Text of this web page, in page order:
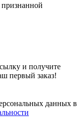
и получите
первый заказ!
данных в